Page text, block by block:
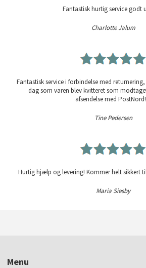
Fantastisk hurtig service godt
Charlotte Jalum
Fantastisk service i forbindelse med
dag som varen blev kvitteret som
afsendelse med
Tine Pedersen
Hurtig hjælp og levering! Kommer helt sikkert
Maria Siesby
Menu